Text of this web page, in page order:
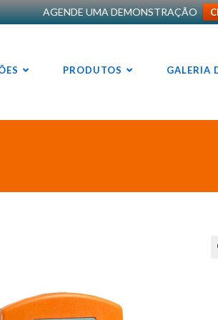
AGENDE UMA DEMONSTRAÇÃO
PRODUTOS GALERIA